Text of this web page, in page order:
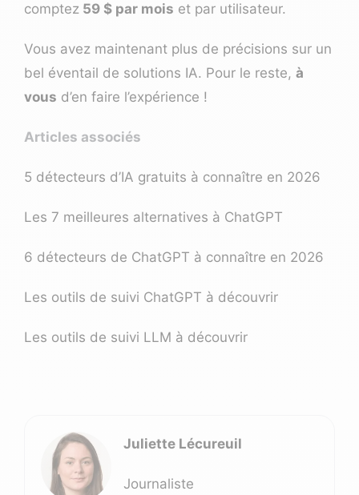
comptez 59 $ par mois et par utilisateur.
Vous avez maintenant plus de précisions sur un
bel éventail de solutions IA. Pour le reste, à
vous d’en faire l’expérience !
Articles associés
5 détecteurs d’IA gratuits à connaître en 2026
Les 7 meilleures alternatives à ChatGPT
6 détecteurs de ChatGPT à connaître en 2026
Les outils de suivi ChatGPT à découvrir
Les outils de suivi LLM à découvrir
Juliette Lécureuil
Journaliste